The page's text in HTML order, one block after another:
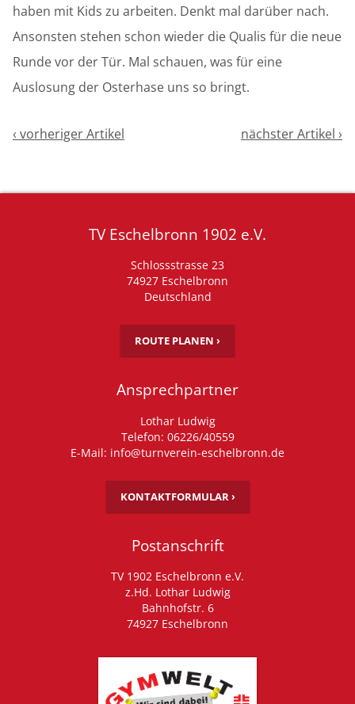
haben mit Kids zu arbeiten. Denkt mal darüber nach.
Ansonsten stehen schon wieder die Qualis für die neue
Runde vor der Tür. Mal schauen, was für eine
Auslosung der Osterhase uns so bringt.
‹ vorheriger Artikel nächster Artikel ›
TV Eschelbronn 1902 e.V.
Schlossstrasse 23
74927 Eschelbronn
Deutschland
ROUTE PLANEN ›
Ansprechpartner
Lothar Ludwig
Telefon: 06226/40559
E-Mail: info@turnverein-eschelbronn.de
KONTAKTFORMULAR ›
Postanschrift
TV 1902 Eschelbronn e.V.
z.Hd. Lothar Ludwig
Bahnhofstr. 6
74927 Eschelbronn